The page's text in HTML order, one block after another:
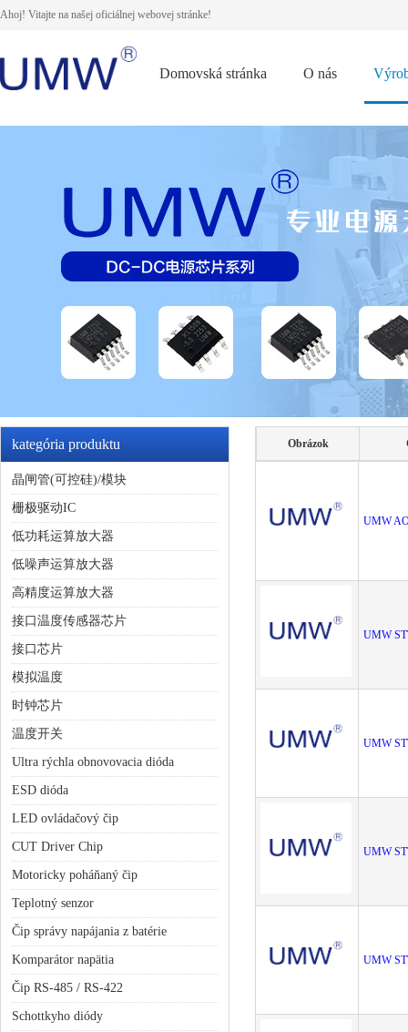
Ahoj! Vitajte na našej oficiálnej webovej stránke!
Domovská stránka O nás
kategória produktu
晶闸管(可控硅)/模块
栅极驱动IC
低功耗运算放大器
低噪声运算放大器
高精度运算放大器
接口温度传感器芯片
接口芯片
模拟温度
时钟芯片
温度开关
Ultra rýchla obnovovacia dióda
ESD dióda
LED ovládačový čip
CUT Driver Chip
Motoricky poháňaný čip
Teplotný senzor
Čip správy napájania z batérie
Komparátor napätia
Čip RS-485 / RS-422
Schottkyho diódy
Obrázok
UMW
UMW
UMW
UMW
UMW